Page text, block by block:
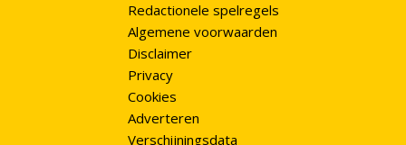
Redactionele spelregels
Algemene voorwaarden
Disclaimer
Privacy
Cookies
Adverteren
Verschijningsdata